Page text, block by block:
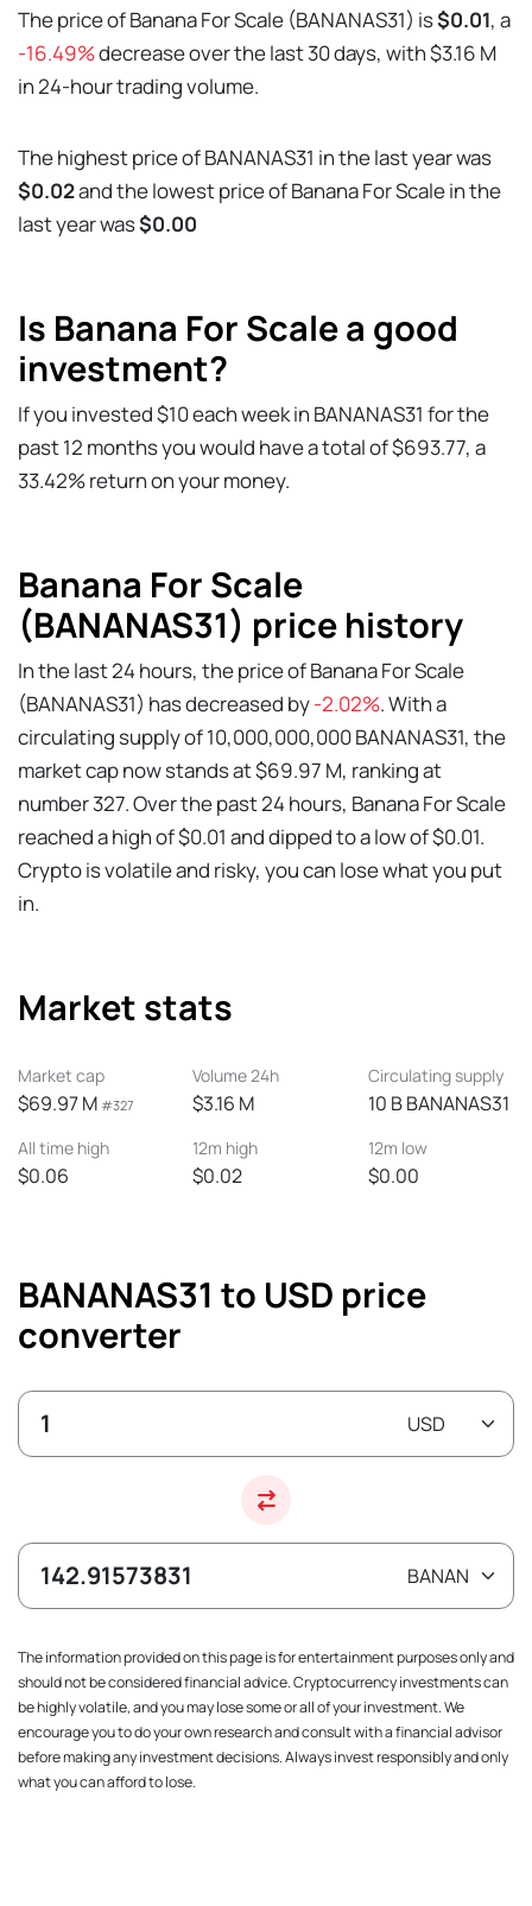
The price of Banana For Scale (BANANAS31) is$0.01, a
-16.49%decrease over the last 30 days, with $3.16 M
in 24-hour trading volume.
The highest price of BANANAS31 in the last year was
$0.02and the lowest price of Banana For Scale in the
last year was$0.00
Is Banana For Scale a good
investment?
If you invested $10 each week in BANANAS31 for the
past 12 months you would have a total of $693.77, a
33.42% return on your money.
Banana For Scale
(BANANAS31) price history
In the last 24 hours, the price of Banana For Scale
(BANANAS31) has decreased by-2.02%. With a
circulating supply of 10,000,000,000 BANANAS31, the
market cap now stands at $69.97 M, ranking at
number 327. Over the past 24 hours, Banana For Scale
reached a high of $0.01 and dipped to a low of $0.01.
Crypto is volatile and risky, you can lose what you put
in.
Market stats
Market cap
$69.97 M #327
Volume 24h
$3.16 M
Circulating supply
10 B BANANAS31
All time high
$0.06
12m high
$0.02
12m low
$0.00
BANANAS31 to USD price
converter
The information provided on this page is for entertainment purposes only and
should not be considered financial advice. Cryptocurrency investments can
be highly volatile, and you may lose some or all of your investment. We
encourage you to do your own research and consult with a financial advisor
before making any investment decisions. Always invest responsibly and only
what you can afford to lose.